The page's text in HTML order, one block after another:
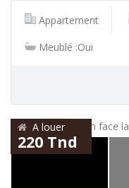
Appartement
Meublé :Oui
A louer
220 Tnd